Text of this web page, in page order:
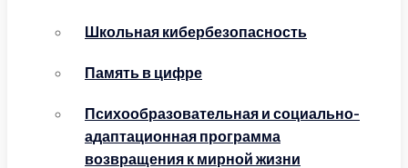
Школьная кибербезопасность
Память в цифре
Психообразовательная и социально-
адаптационная программа
возвращения к мирной жизни